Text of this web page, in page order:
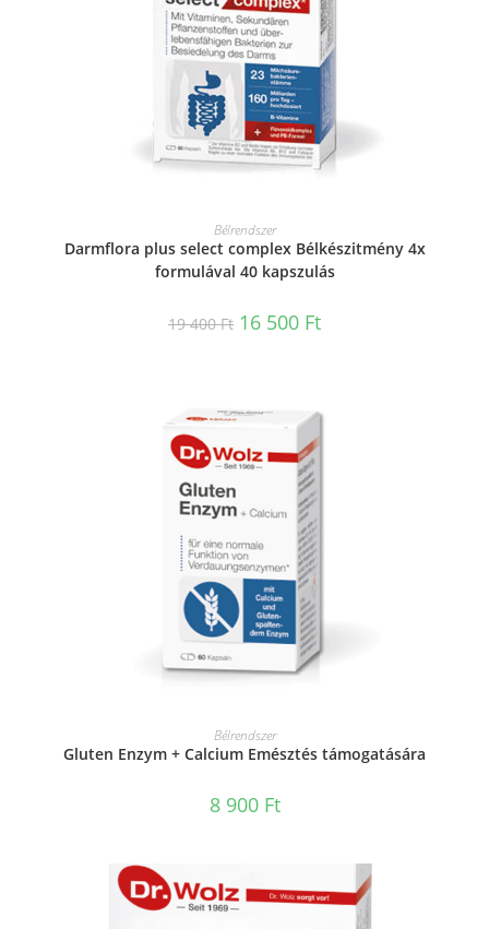
KOSÁRBA TESZEM
Bélrendszer
Darmflora plus select complex Bélkészitmény 4x
formulával 40 kapszulás
19 400Ft 16 500 Ft
KOSÁRBA TESZEM
Bélrendszer
Gluten Enzym + Calcium Emésztés támogatására
8 900 Ft